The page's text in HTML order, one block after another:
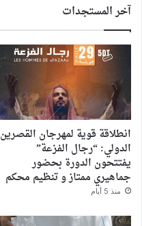
آخر المستجدات
انطلاقة قوية لمهرجان القصرين
الدولي: “رجال الفزعة”
يفتتحون الدورة بحضور
جماهيري ممتاز و تنظيم محكم
منذ 5 أيام